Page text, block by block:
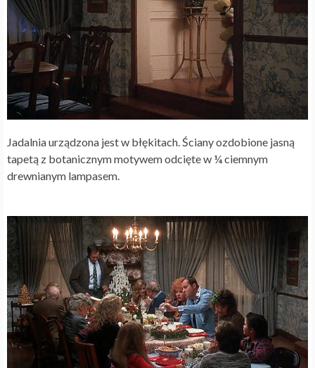
Jadalnia urządzona jest w błękitach. Ściany ozdobione jasną
tapetą z botanicznym motywem odcięte w ¼ ciemnym
drewnianym lampasem.